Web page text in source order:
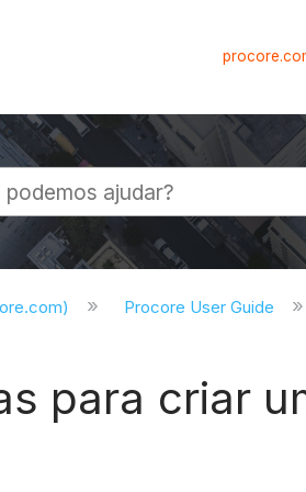
Procore User Guide
para criar